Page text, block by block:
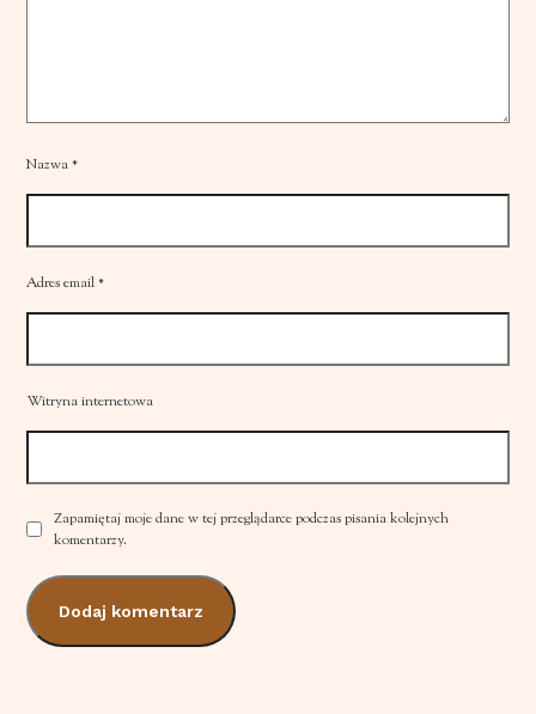
Nazwa*
Adres email*
Witryna internetowa
Zapamiętaj moje dane w tej przeglądarce podczas pisania kolejnych
komentarzy.